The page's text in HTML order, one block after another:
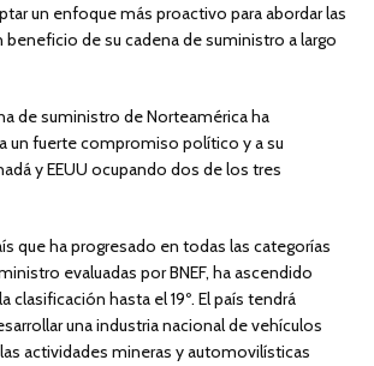
un enfoque más proactivo para abordar las
beneficio de su cadena de suministro a largo
de suministro de Norteamérica ha
un fuerte compromiso político y a su
y EEUU ocupando dos de los tres
que ha progresado en todas las categorías
evaluadas por BNEF, ha ascendido
clasificación hasta el 19º. El país tendrá
una industria nacional de vehículos
actividades mineras y automovilísticas